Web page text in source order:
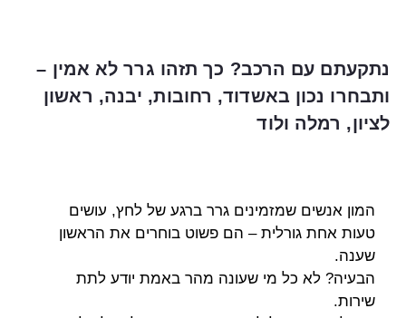
נתקעתם עם הרכב? כך תזהו גרר לא אמין –
ותבחרו נכון באשדוד, רחובות, יבנה, ראשון
לציון, רמלה ולוד
המון אנשים שמזמינים גרר ברגע של לחץ, עושים
טעות אחת גורלית – הם פשוט בוחרים את הראשון
שענה.
הבעיה? לא כל מי שעונה מהר באמת יודע לתת
שירות.